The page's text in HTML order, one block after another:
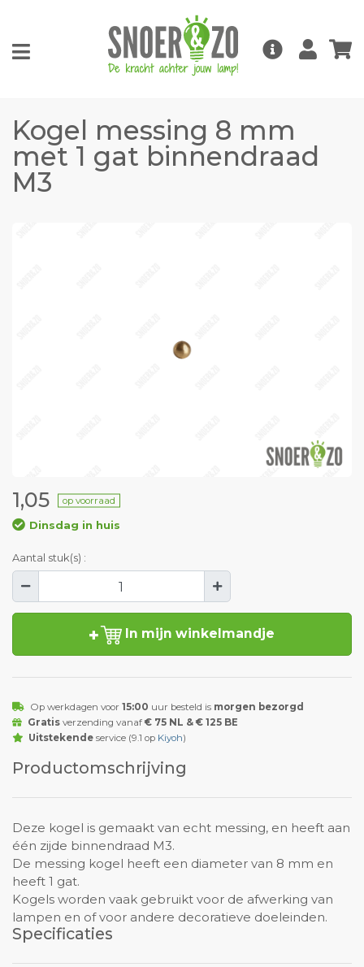
Kogel messing 8 mm
met 1 gat binnendraad
M3
1,05 op voorraad
Dinsdag in huis
Aantal stuk(s) :
In mijn winkelmandje
Op werkdagen voor 15:00 uur besteld is morgen bezorgd
Gratisverzending vanaf € 75 NL & € 125 BE
Uitstekendeservice (9.1 op Kiyoh)
Productomschrijving
Deze kogel is gemaakt van echt messing, en heeft aan
één zijde binnendraad M3.
De messing kogel heeft een diameter van 8 mm en
heeft 1 gat.
Kogels worden vaak gebruikt voor de afwerking van
lampen en of voor andere decoratieve doeleinden.
Specificaties